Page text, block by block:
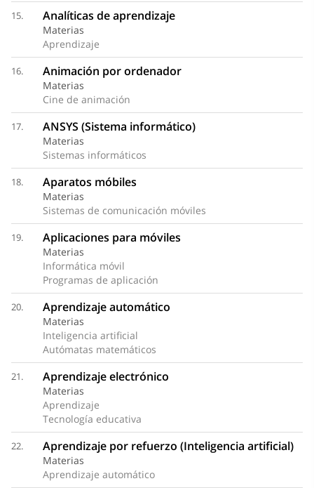
15. Analíticas de aprendizaje
Materias
Aprendizaje
16. Animación por ordenador
Materias
Cine de animación
17. ANSYS (Sistema informático)
Materias
Sistemas informáticos
18. Aparatos móbiles
Materias
Sistemas de comunicación móviles
19. Aplicaciones para móviles
Materias
Informática móvil
Programas de aplicación
20. Aprendizaje automático
Materias
Inteligencia artificial
Autómatas matemáticos
21. Aprendizaje electrónico
Materias
Aprendizaje
Tecnología educativa
22. Aprendizaje por refuerzo (Inteligencia artificial)
Materias
Aprendizaje automático